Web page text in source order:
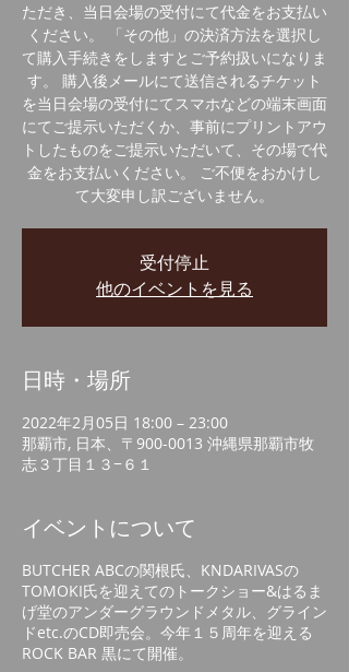
ただき、当日会場の受付にて代金をお支払い
ください。 「その他」の決済方法を選択し
て購入手続きをしますとご予約扱いになりま
す。 購入後メールにて送信されるチケット
を当日会場の受付にてスマホなどの端末画面
にてご提示いただくか、事前にプリントアウ
トしたものをご提示いただいて、その場で代
金をお支払いください。 ご不便をおかけし
て大変申し訳ございません。
受付停止
他のイベントを見る
日時・場所
2022年2月05日 18:00 – 23:00
那覇市, 日本、〒900-0013 沖縄県那覇市牧
志３丁目１３−６１
イベントについて
BUTCHER ABCの関根氏、KNDARIVASの
TOMOKI氏を迎えてのトークショー&はるま
げ堂のアンダーグラウンドメタル、グライン
ドetc.のCD即売会。今年１５周年を迎える
ROCK BAR 黒にて開催。